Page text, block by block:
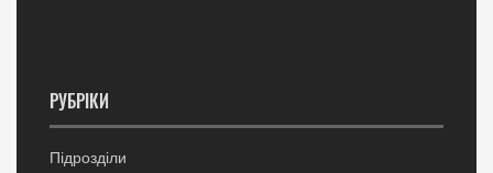
РУБРІКИ
Підрозділи